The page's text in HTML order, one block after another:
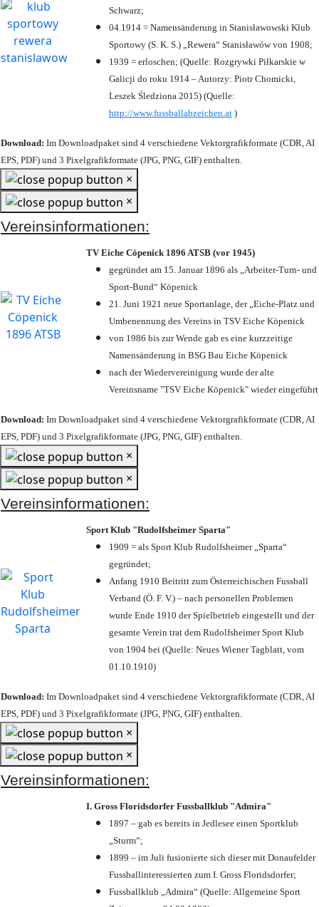
Schwarz;
04.1914 = Namensänderung in Stanisławowski Klub
Sportowy (S. K. S.) „Rewera“ Stanisławów von 1908;
1939 = erloschen; (Quelle: Rozgrywki Piłkarskie w
Galicji do roku 1914 – Autorzy: Piotr Chomicki,
Leszek Śledziona 2015) (Quelle:
http://www.fussballabzeichen.at )
Download: Im Downloadpaket sind 4 verschiedene Vektorgrafikformate (CDR, AI
EPS, PDF) und 3 Pixelgrafikformate (JPG, PNG, GIF) enthalten.
×
×
Vereinsinformationen:
TV Eiche Cöpenick 1896 ATSB (vor 1945)
gegründet am 15. Januar 1896 als „Arbeiter-Turn- und
Sport-Bund“ Köpenick
21. Juni 1921 neue Sportanlage, der „Eiche-Platz und
Umbenennung des Vereins in TSV Eiche Köpenick
von 1986 bis zur Wende gab es eine kurzzeitige
Namensänderung in BSG Bau Eiche Köpenick
nach der Wiedervereinigung wurde der alte
Vereinsname "TSV Eiche Köpenick" wieder eingeführt
Download: Im Downloadpaket sind 4 verschiedene Vektorgrafikformate (CDR, AI
EPS, PDF) und 3 Pixelgrafikformate (JPG, PNG, GIF) enthalten.
×
×
Vereinsinformationen:
Sport Klub "Rudolfsheimer Sparta"
1909 = als Sport Klub Rudolfsheimer „Sparta“
gegründet;
Anfang 1910 Beitritt zum Österreichischen Fussball
Verband (Ö. F. V.) – nach personellen Problemen
wurde Ende 1910 der Spielbetrieb eingestellt und der
gesamte Verein trat dem Rudolfsheimer Sport Klub
von 1904 bei (Quelle: Neues Wiener Tagblatt, vom
01.10.1910)
Download: Im Downloadpaket sind 4 verschiedene Vektorgrafikformate (CDR, AI
EPS, PDF) und 3 Pixelgrafikformate (JPG, PNG, GIF) enthalten.
×
×
Vereinsinformationen:
I. Gross Floridsdorfer Fussballklub "Admira"
1897 – gab es bereits in Jedlesee einen Sportklub
„Sturm“;
1899 – im Juli fusionierte sich dieser mit Donaufelder
Fussballinteressierten zum I. Gross Floridsdorfer;
Fussballklub „Admira“ (Quelle: Allgemeine Sport